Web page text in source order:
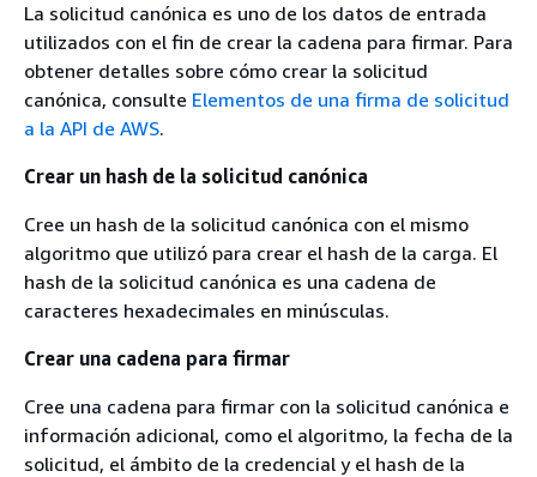
La solicitud canónica es uno de los datos de entrada
utilizados con el fin de crear la cadena para firmar. Para
obtener detalles sobre cómo crear la solicitud
canónica, consulte Elementos de una firma de solicitud
a la API de AWS.
Crear un hash de la solicitud canónica
Cree un hash de la solicitud canónica con el mismo
algoritmo que utilizó para crear el hash de la carga. El
hash de la solicitud canónica es una cadena de
caracteres hexadecimales en minúsculas.
Crear una cadena para firmar
Cree una cadena para firmar con la solicitud canónica e
información adicional, como el algoritmo, la fecha de la
solicitud, el ámbito de la credencial y el hash de la